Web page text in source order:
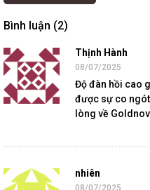
Bình luận (2)
Thịnh Hành
08/07/2025
Độ đàn hồi cao
được sự co ngót
lòng về
nhiên
08/07/2025